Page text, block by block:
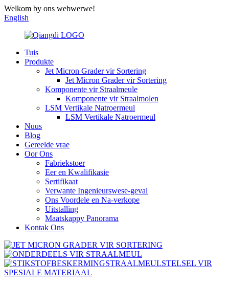
Welkom by ons webwerwe!
English
Tuis
Produkte
Jet Micron Grader vir Sortering
Jet Micron Grader vir Sortering
Komponente vir Straalmeule
Komponente vir Straalmolen
LSM Vertikale Natroermeul
LSM Vertikale Natroermeul
Nuus
Blog
Gereelde vrae
Oor Ons
Fabriekstoer
Eer en Kwalifikasie
Sertifikaat
Verwante Ingenieurswese-geval
Ons Voordele en Na-verkope
Uitstalling
Maatskappy Panorama
Kontak Ons